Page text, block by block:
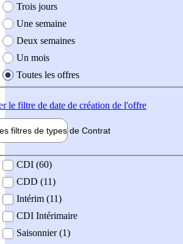
Trois jours
Une semaine
Deux semaines
Un mois
Toutes les offres
le filtre de date de création de l'offre
filtres de types de Contrat
contrat
CDI (60)
CDD (11)
Intérim (11)
CDI Intérimaire
Saisonnier (1)